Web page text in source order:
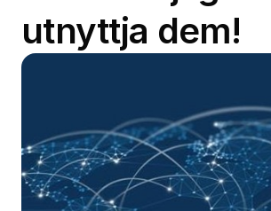
utnyttja dem!